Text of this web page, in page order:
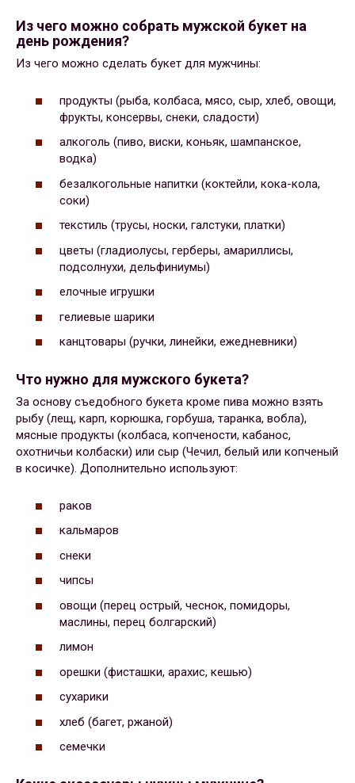
Из чего можно собрать мужской букет на
день рождения?
Из чего можно сделать букет для мужчины:
продукты (рыба, колбаса, мясо, сыр, хлеб, овощи,
фрукты, консервы, снеки, сладости)
алкоголь (пиво, виски, коньяк, шампанское,
водка)
безалкогольные напитки (коктейли, кока-кола,
соки)
текстиль (трусы, носки, галстуки, платки)
цветы (гладиолусы, герберы, амариллисы,
подсолнухи, дельфиниумы)
елочные игрушки
гелиевые шарики
канцтовары (ручки, линейки, ежедневники)
Что нужно для мужского букета?
За основу съедобного букета кроме пива можно взять
рыбу (лещ, карп, корюшка, горбуша, таранка, вобла),
мясные продукты (колбаса, копчености, кабанос,
охотничьи колбаски) или сыр (Чечил, белый или копченый
в косичке). Дополнительно используют:
раков
кальмаров
снеки
чипсы
овощи (перец острый, чеснок, помидоры,
маслины, перец болгарский)
лимон
орешки (фисташки, арахис, кешью)
сухарики
хлеб (багет, ржаной)
семечки